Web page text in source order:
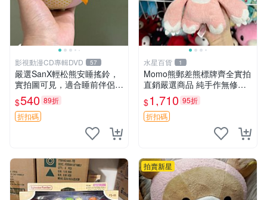
影視動漫CD專輯DVD 57
嚴選SanX輕松熊安睡搖鈴，
實拍圖可見，適合睡前伴侶，
Picks安撫好物 0325 懸吊 電
腦
$540 89折
折扣碼
水星百貨 1
Momo熊郵差熊標牌齊全實拍
直銷嚴選商品 純手作無修圖
可收藏 郵差熊 Momo熊 標牌
商品
$1,710 95折
折扣碼
拍賣新星